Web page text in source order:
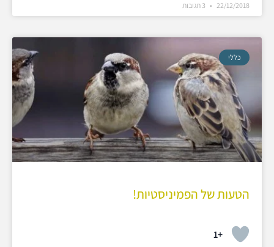
22/12/2018
כללי
הטעות של הפמיניסטיות!
+1